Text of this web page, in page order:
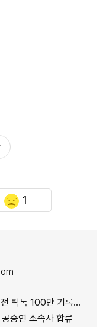
1
기록…24일 타이틀곡 발매
승연 소속사 합류